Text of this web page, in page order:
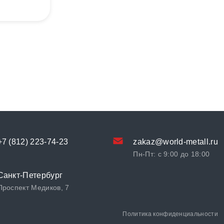
(812) 223-74-23 zakaz@world-metall.ru
Пн-Пт: с 9:00 до 18:00
Петербург
Медиков, 7
Политика конфиденциальности